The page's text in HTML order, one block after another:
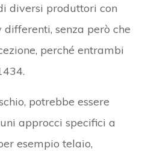
diversi produttori con
senza però che
perché entrambi
potrebbe essere
approcci specifici a
esempio telaio,